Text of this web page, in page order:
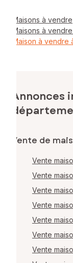
Maisons à vendre
Maisons à
Maison à vendre
Vente de
Vente
Vente
Vente
Vente
Vente
Vente
Vente